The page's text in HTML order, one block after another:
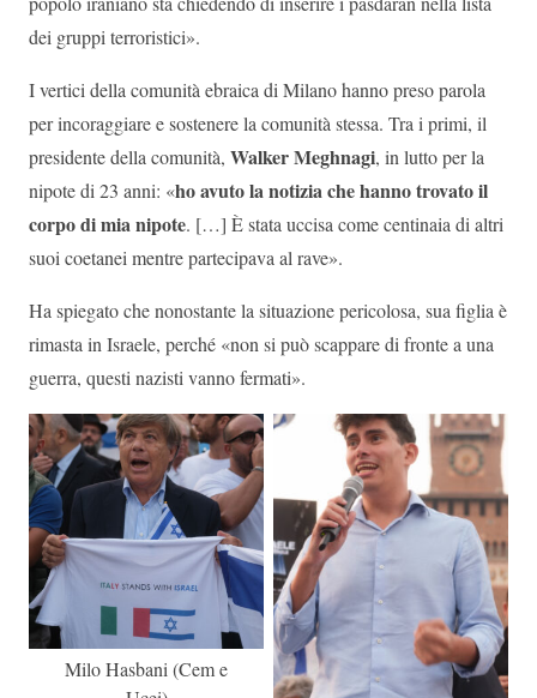
dei gruppi terroristici».
I vertici della comunità ebraica di Milano hanno preso parola
per incoraggiare e sostenere la comunità stessa. Tra i primi, il
presidente della comunità, Walker Meghnagi, in lutto per la
nipote di 23 anni: «ho avuto la notizia che hanno trovato il
corpo di mia nipote. […] È stata uccisa come centinaia di altri
suoi coetanei mentre partecipava al rave».
Ha spiegato che nonostante la situazione pericolosa, sua figlia è
rimasta in Israele, perché «non si può scappare di fronte a una
guerra, questi nazisti vanno fermati».
Milo Hasbani (Cem e